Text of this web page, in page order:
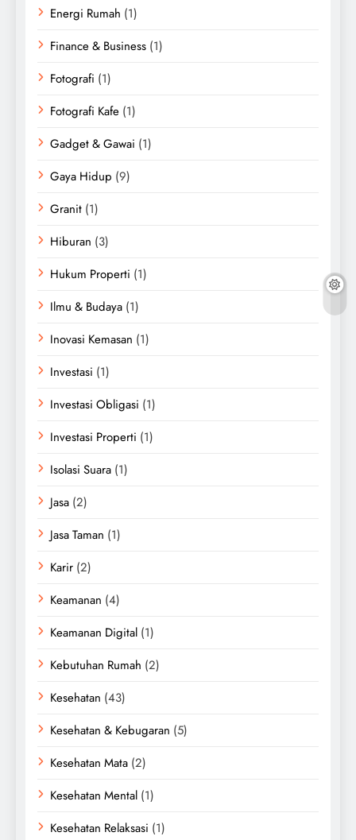
Energi Rumah (1)
Finance & Business (1)
Fotografi (1)
Fotografi Kafe (1)
Gadget & Gawai (1)
Gaya Hidup (9)
Granit (1)
Hiburan (3)
Hukum Properti (1)
Ilmu & Budaya (1)
Inovasi Kemasan (1)
Investasi (1)
Investasi Obligasi (1)
Investasi Properti (1)
Isolasi Suara (1)
Jasa (2)
Jasa Taman (1)
Karir (2)
Keamanan (4)
Keamanan Digital (1)
Kebutuhan Rumah (2)
Kesehatan (43)
Kesehatan & Kebugaran (5)
Kesehatan Mata (2)
Kesehatan Mental (1)
Kesehatan Relaksasi (1)